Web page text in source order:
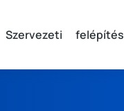
Szervezeti felépítés